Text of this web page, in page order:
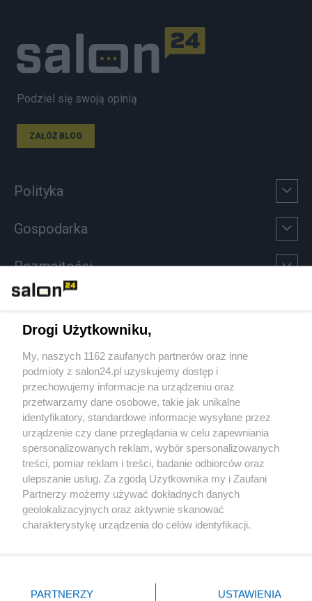
Podziel się swoją opinią
ZAŁÓŻ BLOG
Polityka
Gospodarka
Rozmaitości
Sport
Społeczeństwo
Kultura
X Facebook Instagram Youtube
Drogi Użytkowniku,
My, naszych 1162 zaufanych partnerów oraz inne
podmioty z salon24.pl uzyskujemy dostęp i
przechowujemy informacje na urządzeniu oraz
przetwarzamy dane osobowe, takie jak unikalne
identyfikatory, standardowe informacje wysyłane przez
urządzenie czy dane przeglądania w celu zapewniania
spersonalizowanych reklam, wybór spersonalizowanych
treści, pomiar reklam i treści, badanie odbiorców oraz
ulepszanie usług. Za zgodą Użytkownika my i Zaufani
Partnerzy możemy używać dokładnych danych
geolokalizacyjnych oraz aktywnie skanować
charakterystykę urządzenia do celów identyfikacji.
zmienić/wycofać klikając przycisk ustawień prywatności
PARTNERZY USTAWIENIA